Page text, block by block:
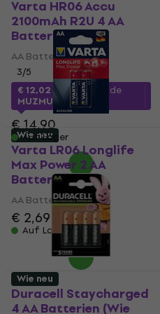
Varta HR06 Accu
2100mAh R2U 4 AA
Batterien
AA Batterien
3/5
€ 12,02mit dem Code
MUZMUZ-15
€ 14,90
Auf Lager
Varta LR06 Longlife
Max Power 2 AA
Batterien
AA Batterien
€ 2,69
Auf Lager
Wie neu
Duracell Staycharged
4 AA Batterien (Wie
Wie neu